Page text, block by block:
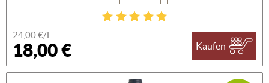
24,00 €/L
18,00 € Kaufen